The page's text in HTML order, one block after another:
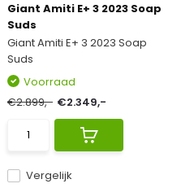
Giant Amiti E+ 3 2023 Soap
Suds
Giant Amiti E+ 3 2023 Soap
Suds
Vergelijk
Voorraad
€2.899,- €2.349,-